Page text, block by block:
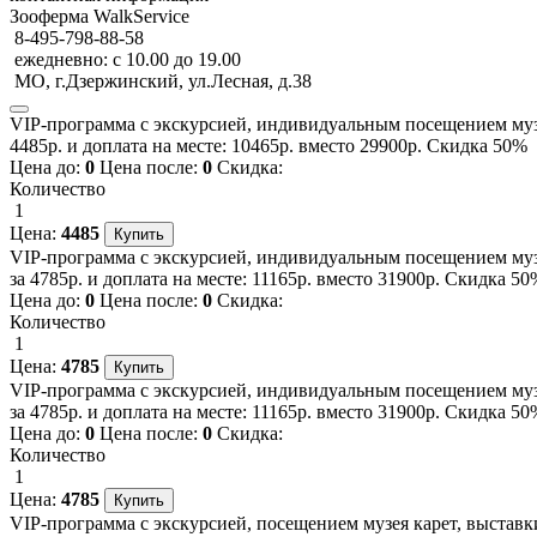
Зооферма WalkService
8-495-798-88-58
ежедневно: с 10.00 до 19.00
МО, г.Дзержинский, ул.Лесная, д.38
VIP-программа с экскурсией, индивидуальным посещением
4485р. и доплата на месте: 10465р. вместо 29900р. Скидка 50%
Цена до: 0 Цена после: 0 Скидка:
Количество
1
Цена: 4485
VIP-программа с экскурсией, индивидуальным посещением
за 4785р. и доплата на месте: 11165р. вместо 31900р. Скидка
Цена до: 0 Цена после: 0 Скидка:
Количество
1
Цена: 4785
VIP-программа с экскурсией, индивидуальным посещением
за 4785р. и доплата на месте: 11165р. вместо 31900р. Скидка
Цена до: 0 Цена после: 0 Скидка:
Количество
1
Цена: 4785
VIP-программа с экскурсией, посещением музея карет,